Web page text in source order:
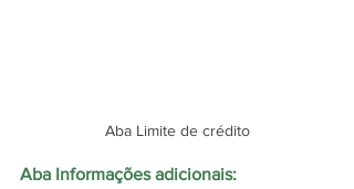
Aba Limite de crédito
Aba Informações adicionais: